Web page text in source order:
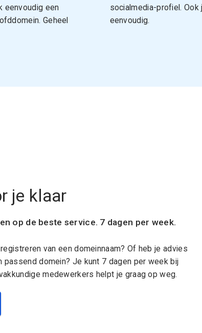
eenvoudig een
Geheel
socialmedia-profiel.
eenvoudig.
je klaar
op de beste service. 7 dagen per week.
van een domeinnaam? Of heb je advies
passend domein? Je kunt 7 dagen per week bij
medewerkers helpt je graag op weg.